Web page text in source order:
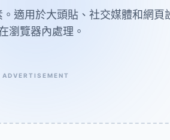
適用於大頭貼、社交媒體和網頁
瀏覽器內處理。
ADVERTISEMENT